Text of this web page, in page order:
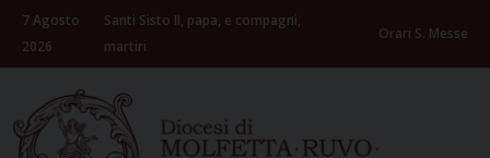
Skip
content
7 Agosto
2026
Santi Sisto II, papa, e compagni,
martiri
Orari S. Messe